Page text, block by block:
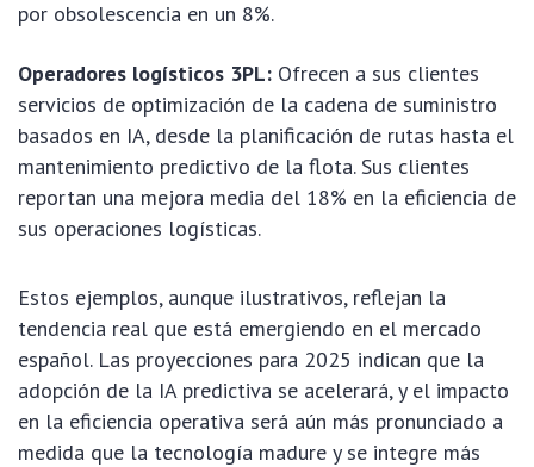
por obsolescencia en un 8%.
Operadores logísticos 3PL: Ofrecen a sus clientes
servicios de optimización de la cadena de suministro
basados en IA, desde la planificación de rutas hasta el
mantenimiento predictivo de la flota. Sus clientes
reportan una mejora media del 18% en la eficiencia de
sus operaciones logísticas.
Estos ejemplos, aunque ilustrativos, reflejan la
tendencia real que está emergiendo en el mercado
español. Las proyecciones para 2025 indican que la
adopción de la IA predictiva se acelerará, y el impacto
en la eficiencia operativa será aún más pronunciado a
medida que la tecnología madure y se integre más